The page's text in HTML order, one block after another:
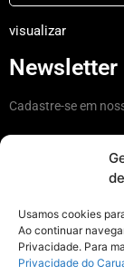
Usamos cookies
Ao continuar
Privacidade. Para
Privacidade do
visualizar
Newsletter
Cadastre-se em
Instagram